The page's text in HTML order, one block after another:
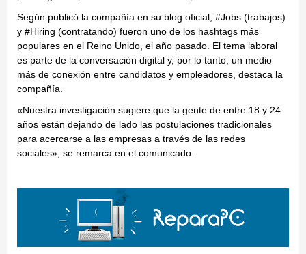
Según publicó la compañía en su blog oficial, #Jobs (trabajos)
y #Hiring (contratando) fueron uno de los hashtags más
populares en el Reino Unido, el año pasado. El tema laboral
es parte de la conversación digital y, por lo tanto, un medio
más de conexión entre candidatos y empleadores, destaca la
compañía.
«Nuestra investigación sugiere que la gente de entre 18 y 24
años están dejando de lado las postulaciones tradicionales
para acercarse a las empresas a través de las redes
sociales», se remarca en el comunicado.